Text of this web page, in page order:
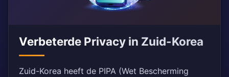
Verbeterde Privacy in Zuid-Korea
Zuid-Korea heeft de PIPA (Wet Bescherming